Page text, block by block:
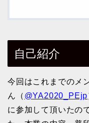
自己紹介
今回はこれまでのメ
ん（ @YA2020_PEjp
に参加して頂いたの